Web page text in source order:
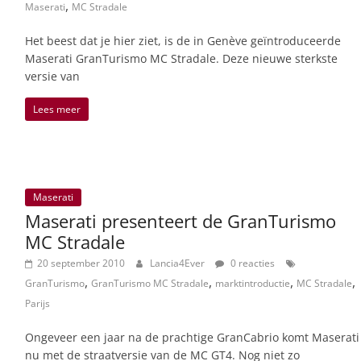
Maserati, MC Stradale
Het beest dat je hier ziet, is de in Genève geïntroduceerde
Maserati GranTurismo MC Stradale. Deze nieuwe sterkste
versie van
Lees meer
Maserati
Maserati presenteert de GranTurismo
MC Stradale
20 september 2010 Lancia4Ever
0 reacties
GranTurismo, GranTurismo MC Stradale, marktintroductie, MC Stradale,
Parijs
Ongeveer een jaar na de prachtige GranCabrio komt Maserati
nu met de straatversie van de MC GT4. Nog niet zo